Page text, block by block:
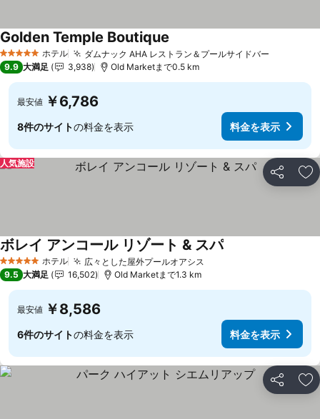
5 ホテルのランク
ホテル ダムナック AHA レストラン＆プールサイドバー
Golden Temple Boutique
9.9 大満足 3,938 Old Marketまで0.5 km
最安値 ￥6,786
8件のサイトの料金を表示 料金を表示
シェア お
人気施設
5 ホテルのランク
ホテル 広々とした屋外プールオアシス
ボレイ アンコール リゾート & スパ料金を表示
9.5 大満足 16,502 Old Marketまで1.3 km
最安値 ￥8,586
6件のサイトの料金を表示 料金を表示
シェア お